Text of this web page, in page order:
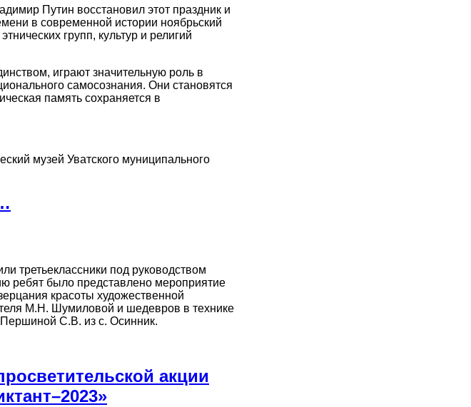
Путин восстановил этот праздник и
в современной истории ноябрьский
групп, культур и религий
играют значительную роль в
самосознания. Они становятся
память сохраняется в
музей Уватского муниципального
третьеклассники под руководством
ребят было представлено мероприятие
красоты художественной
М.Н. Шумиловой и шедевров в технике
С.В. из с. Осинник.
акции